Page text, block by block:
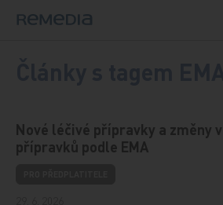
Nové léčivé přípravky a změny
přípravků podle EMA